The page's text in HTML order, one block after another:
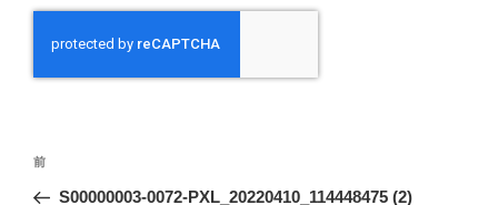
投
前
の
前
S00000003-0072-PXL_20220410_114448475 (2)